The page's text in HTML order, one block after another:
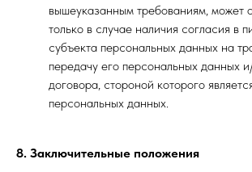
вышеуказанным требованиям, может
только в случае наличия согласия в
субъекта персональных данных на
передачу его персональных данных
договора, стороной которого
персональных данных.
8. Заключительные положения